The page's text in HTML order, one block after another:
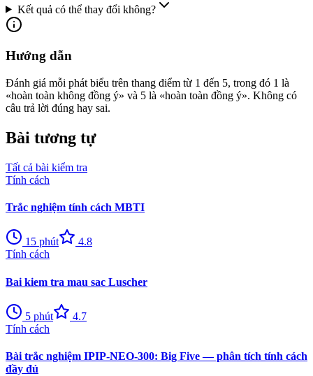
Kết quả có thể thay đổi không?
Hướng dẫn
Đánh giá mỗi phát biểu trên thang điểm từ 1 đến 5, trong đó 1 là
«hoàn toàn không đồng ý» và 5 là «hoàn toàn đồng ý». Không có
câu trả lời đúng hay sai.
Bài tương tự
Tất cả bài kiểm tra
Tính cách
Trắc nghiệm tính cách MBTI
15 phút
4.8
Tính cách
Bai kiem tra mau sac Luscher
5 phút
4.7
Tính cách
Bài trắc nghiệm IPIP-NEO-300: Big Five — phân tích tính cách
đầy đủ